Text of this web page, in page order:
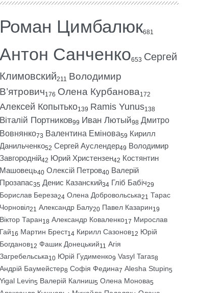
Роман Цимбалюк681
Антон Санченко653 Сергей
Климовский211 Володимир
В’ятрович176 Олена Курбанова172
Алексей Копытько139 Ramis Yunus138
Віталій Портников99 Иван Лютый98 Дмитро
Вовнянко73 Валентина Емінова59 Кирилл
Данильченко52 Сергей Ауслендер49 Володимир
Завгородній42 Юрий Христензен42 Костянтин
Машовець40 Олексій Петров40 Валерій
Прозапас35 Денис Казанский34 Гліб Бабіч29
Борислав Береза24 Олена Добровольська21 Тарас
Чорновіл21 Александр Балу20 Павел Казарин19
Віктор Таран18 Александр Коваленко17 Мирослав
Гай16 Мартин Брест14 Кирилл Сазонов12 Юрій
Богданов12 Фашик Донецький11 Агія
Загребельська10 Юрій Гудименко9 Vasyl Taras8
Андрій Баумейстер8 Софія Федина7 Alesha Stupin5
Yigal Levin5 Валерій Калниш5 Олена Монова5